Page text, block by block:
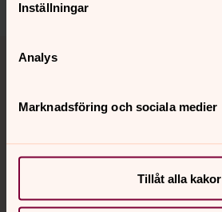
Inställningar
Analys
Marknadsföring och sociala medier
Tillåt alla kakor